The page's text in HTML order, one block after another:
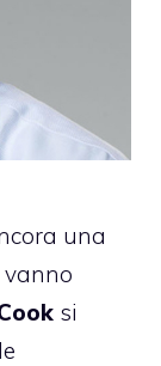
una
vanno
si